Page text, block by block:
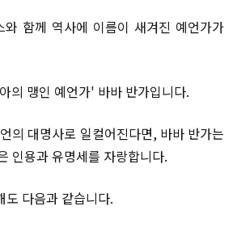
와 함께 역사에 이름이 새겨진 예언가가
의 맹인 예언가' 바바 반가입니다.
의 대명사로 일컬어진다면, 바바 반가는
인용과 유명세를 자랑합니다.
도 다음과 같습니다.